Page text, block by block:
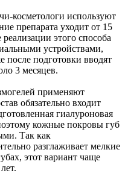
косметологи используют
препарата уходит от 15
этого способа
устройствами,
после подготовки вводят
3 месяцев.
применяют
обязательно входит
гиалуроновая
кожные покровы губ
Так как
разглаживает мелкие
этот вариант чаще